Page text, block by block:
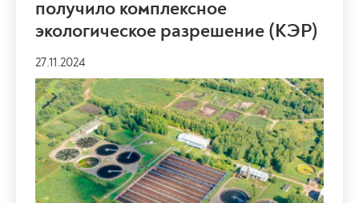
получило комплексное
экологическое разрешение (КЭР)
27.11.2024